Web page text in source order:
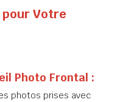
Votre
Photo Frontal :
photos prises avec